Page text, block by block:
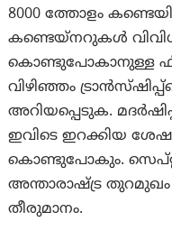
8000 ത്തോളം
കണ്ടെയ്നറുകൾ
കൊണ്ടുപോകാനുള്ള
വിഴിഞ്ഞം
അറിയപ്പെടുക.
ഇവിടെ ഇറക്കിയ
കൊണ്ടുപോകും.
അന്താരാഷ്‌ട്ര തുറമുഖം
തീരുമാനം.